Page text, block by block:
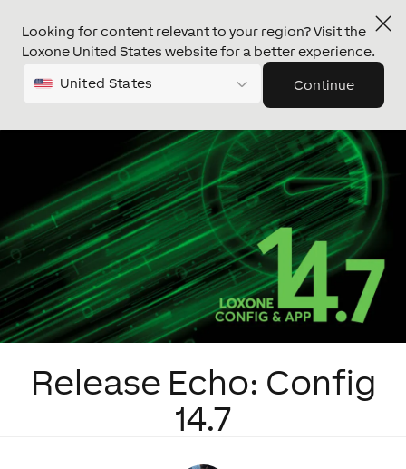
Looking for content relevant to your region? Visit the
Loxone United States website for a better experience.
United States Continue
Release Echo: Config
14.7